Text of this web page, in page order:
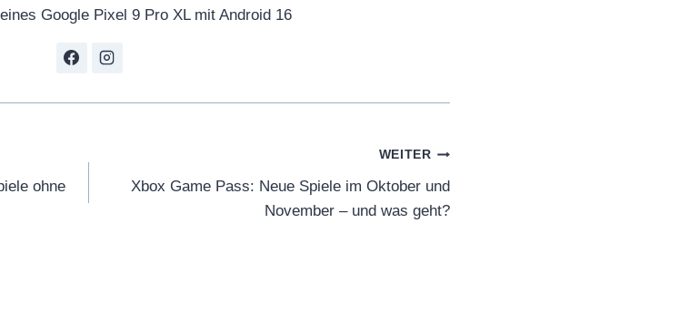
Google Pixel 9 Pro XL mit Android 16
ohne
WEITER
Xbox Game Pass: Neue Spiele im Oktober und
November – und was geht?